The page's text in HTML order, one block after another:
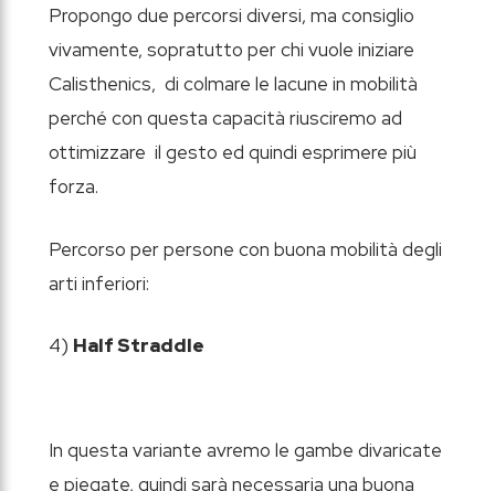
Propongo due percorsi diversi, ma consiglio
vivamente, sopratutto per chi vuole iniziare
Calisthenics, di colmare le lacune in mobilità
perché con questa capacità riusciremo ad
ottimizzare il gesto ed quindi esprimere più
forza.
Percorso per persone con buona mobilità degli
arti inferiori:
4) Half Straddle
In questa variante avremo le gambe divaricate
e piegate, quindi sarà necessaria una buona